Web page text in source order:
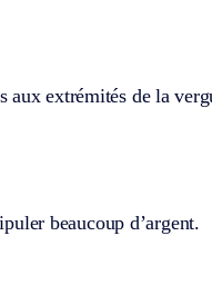
aux extrémités de la
beaucoup d’argent.